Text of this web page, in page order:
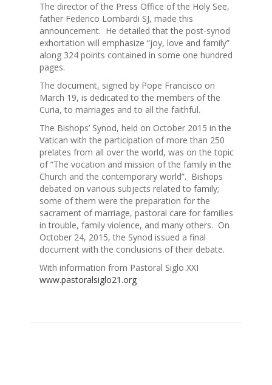
The director of the Press Office of the Holy See,
father Federico Lombardi SJ, made this
announcement. He detailed that the post-synod
exhortation will emphasize “joy, love and family”
along 324 points contained in some one hundred
pages.
The document, signed by Pope Francisco on
March 19, is dedicated to the members of the
Curia, to marriages and to all the faithful.
The Bishops’ Synod, held on October 2015 in the
Vatican with the participation of more than 250
prelates from all over the world, was on the topic
of “The vocation and mission of the family in the
Church and the contemporary world”. Bishops
debated on various subjects related to family;
some of them were the preparation for the
sacrament of marriage, pastoral care for families
in trouble, family violence, and many others. On
October 24, 2015, the Synod issued a final
document with the conclusions of their debate.
With information from Pastoral Siglo XXI
www.pastoralsiglo21.org